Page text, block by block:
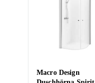
Macro Design